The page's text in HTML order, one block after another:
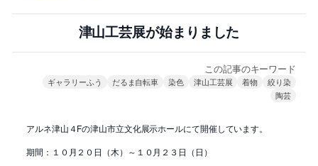
津山工芸展が始まりました
この記事のキーワード
ギャラリーふう だるま自転車 染色 津山工芸展 着物
絞り染
陶芸
アルネ津山４Fの津山市立文化展示ホールにて開催しています。
期間：１０月２０日（木）～１０月２３日（日）